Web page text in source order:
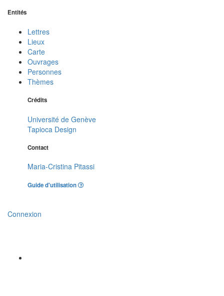
Entités
Lettres
Lieux
Carte
Ouvrages
Personnes
Thèmes
Crédits
Université de Genève
Tapioca Design
Contact
Maria-Cristina Pitassi
Guide d'utilisation
Connexion